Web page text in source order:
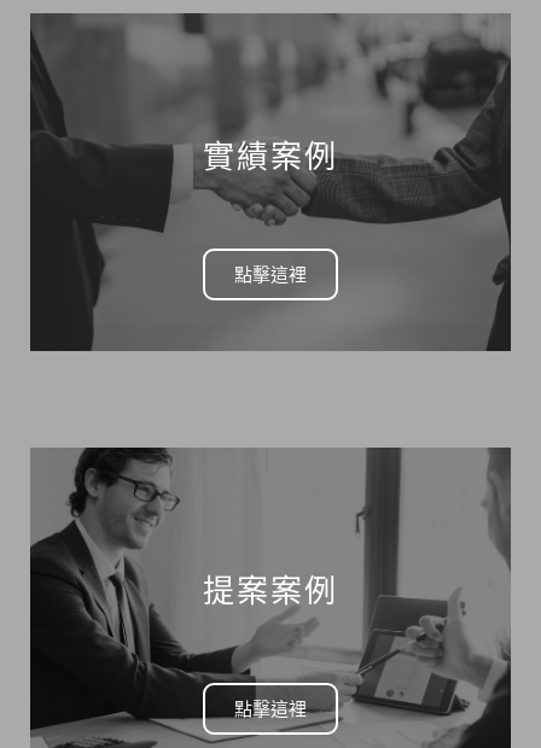
實績案例
點擊這裡
提案案例
點擊這裡